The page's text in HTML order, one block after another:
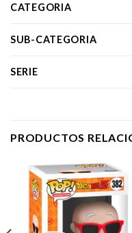
CATEGORIA
SUB-CATEGORIA
SERIE
PRODUCTOS